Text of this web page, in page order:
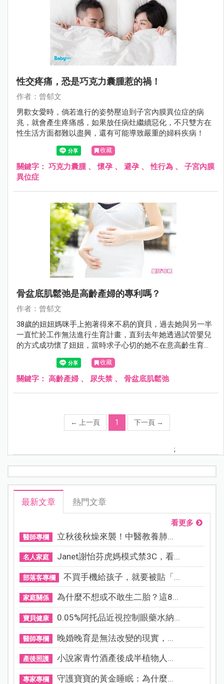
性交疼痛，恐是巧克力囊腫惹的禍！
作者：曾郁文
男歡女愛時，倘若進行的姿勢壓迫到子宮內膜異位症的病
兆，就會產生疼痛感，如果放任病灶繼續惡化，不只雙方在
性生活方面都難以盡興，還有可能導致嚴重的婦科疾病！
收藏
關鍵字： 巧克力囊腫、懷孕 、 避孕 、性行為 、 子宮內膜
異位症
骨盆底肌鬆弛是高齡產婦的專利嗎？
作者：曾郁文
38歲的妞妞媽咪手上抱著得來不易的寶貝，過去她與另一半
一直忙於工作無法進行生育計畫，直到去年她透過試管嬰兒
的方式成功懷了妞妞，當時求子心切的她不在意高齡生育的
辛勞，一心只希望寶寶健康平安，如今她終於把妞妞生下來
了，但卻出現了當時沒想到的婦科困擾，頻尿、漏尿、腹部
有垂墜感、私密處鬆弛、便祕等…等症狀率續出現！因此門
收藏
關鍵字： 高齡產婦 、 尿失禁 、 骨盆底肌鬆弛
← 上一頁 1 下一頁 →
;
最新文章 熱門文章
看更多
醫師專欄 立秋後秋燥來襲！中醫教養肺...
名人家庭 Janet謝怡芬虎媽模式禁3C，看...
部落客專欄 不買手機給孩子，就要被貼「...
家庭關係 為什麼不想或不敢生二胎？這8...
寶貝健康 0.05%阿托品近視控制眼藥水納...
醫師專欄 晚婚晚育是無法改變的現實，...
產後照護 小說家青竹酒產後成半植物人...
專家專欄 守護寶寶的黃金睡眠：為什麼...